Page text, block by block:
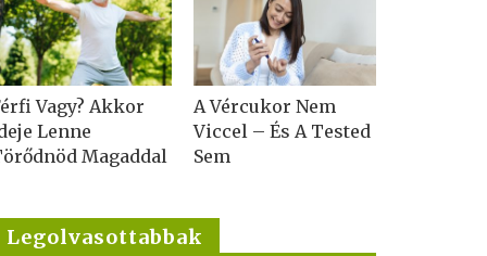
Vagy? Akkor
Lenne
Magaddal
A Vércukor Nem
Viccel – És A Tested
Sem
Legolvasottabbak